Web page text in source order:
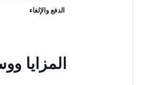
الدفع والإلغاء
المزايا